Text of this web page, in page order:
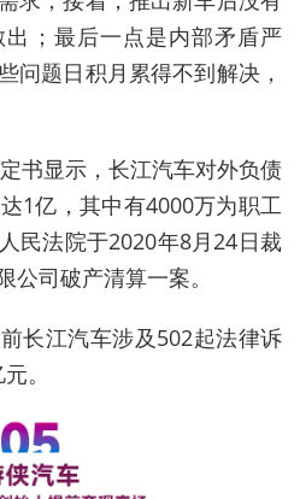
；最后一点是内部矛盾严
问题日积月累得不到解决，
书显示，长江汽车对外负债
1亿，其中有4000万为职工
民法院于2020年8月24日裁
公司破产清算一案。
长江汽车涉及502起法律诉
。